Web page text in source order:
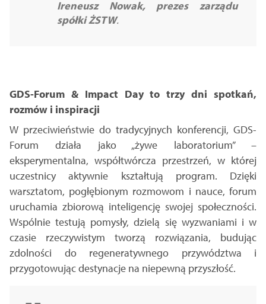
Ireneusz Nowak, prezes zarządu
spółki ŻSTW.
GDS-Forum & Impact Day to trzy dni spotkań,
rozmów i inspiracji
W przeciwieństwie do tradycyjnych konferencji, GDS-
Forum działa jako „żywe laboratorium” –
eksperymentalna, współtwórcza przestrzeń, w której
uczestnicy aktywnie kształtują program. Dzięki
warsztatom, pogłębionym rozmowom i nauce, forum
uruchamia zbiorową inteligencję swojej społeczności.
Wspólnie testują pomysły, dzielą się wyzwaniami i w
czasie rzeczywistym tworzą rozwiązania, budując
zdolności do regeneratywnego przywództwa i
przygotowując destynacje na niepewną przyszłość.